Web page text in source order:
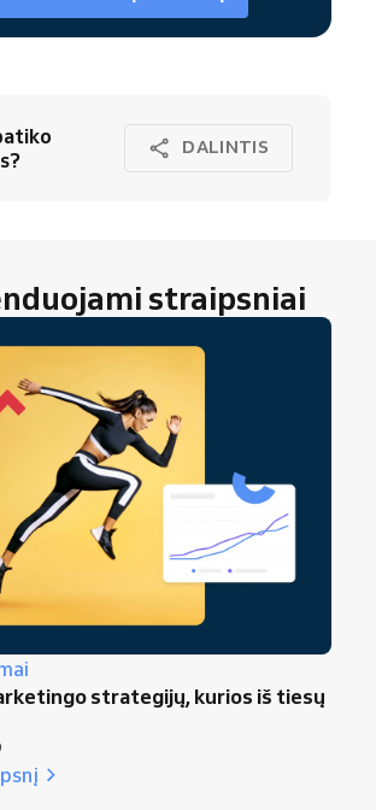
DALINTIS
straipsniai
strategijų, kurios iš tiesų